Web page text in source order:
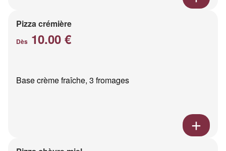
Pizza crémière
Dès 10.00 €
Base crème fraîche, 3 fromages